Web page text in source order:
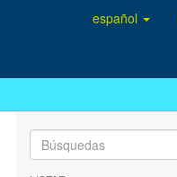
español